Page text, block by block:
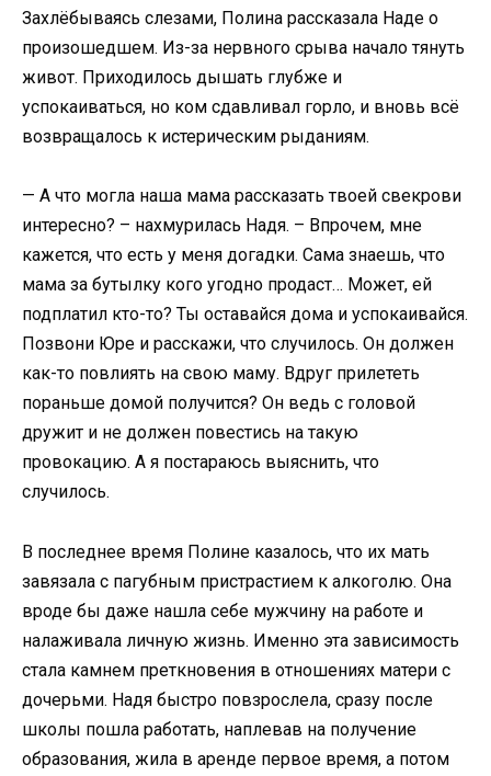
Захлёбываясь слезами, Полина рассказала Наде о
произошедшем. Из-за нервного срыва начало тянуть
живот. Приходилось дышать глубже и
успокаиваться, но ком сдавливал горло, и вновь всё
возвращалось к истерическим рыданиям.
— А что могла наша мама рассказать твоей свекрови
интересно? – нахмурилась Надя. – Впрочем, мне
кажется, что есть у меня догадки. Сама знаешь, что
мама за бутылку кого угодно продаст… Может, ей
подплатил кто-то? Ты оставайся дома и успокаивайся.
Позвони Юре и расскажи, что случилось. Он должен
как-то повлиять на свою маму. Вдруг прилететь
пораньше домой получится? Он ведь с головой
дружит и не должен повестись на такую
провокацию. А я постараюсь выяснить, что
случилось.
В последнее время Полине казалось, что их мать
завязала с пагубным пристрастием к aлкoгoлю. Она
вроде бы даже нашла себе мужчину на работе и
налаживала личную жизнь. Именно эта зависимость
стала камнем преткновения в отношениях матери с
дочерьми. Надя быстро повзрослела, сразу после
школы пошла работать, наплевав на получение
образования, жила в аренде первое время, а потом